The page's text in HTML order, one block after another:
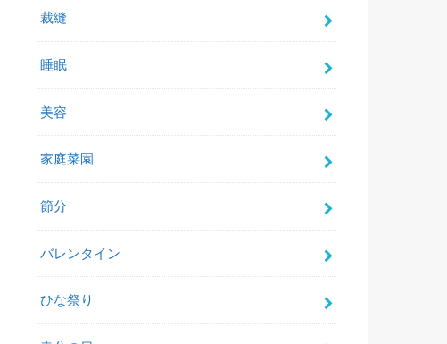
裁縫
睡眠
美容
家庭菜園
節分
バレンタイン
ひな祭り